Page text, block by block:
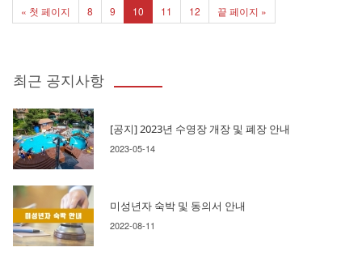
« 첫 페이지 8 9 10 11 12 끝 페이지 »
최근 공지사항
[공지] 2023년 수영장 개장 및 폐장 안내
2023-05-14
미성년자 숙박 및 동의서 안내
2022-08-11